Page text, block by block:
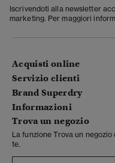
Iscrivendoti alla newsletter
marketing. Per maggiori
Acquisti online
Servizio clienti
Brand Superdry
Informazioni
Trova un negozio
La funzione Trova un
te.